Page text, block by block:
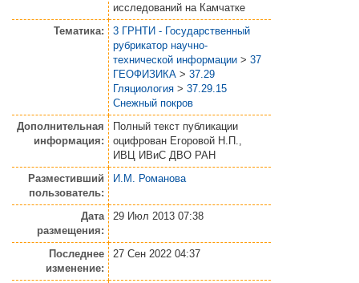
исследований на Камчатке
Тематика:
3 ГРНТИ - Государственный
рубрикатор научно-
технической информации > 37
ГЕОФИЗИКА > 37.29
Гляциология > 37.29.15
Снежный покров
Дополнительная
информация:
Полный текст публикации
оцифрован Егоровой Н.П.,
ИВЦ ИВиС ДВО РАН
Разместивший
пользователь:
И.М. Романова
Дата
размещения:
29 Июл 2013 07:38
Последнее
изменение:
27 Сен 2022 04:37